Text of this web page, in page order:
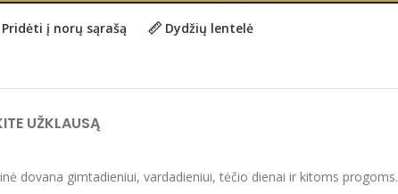
Pridėti į norų sąrašą Dydžių lentelė
UŽKLAUSĄ
dovana gimtadieniui, vardadieniui, tėčio dienai ir kitoms progoms.